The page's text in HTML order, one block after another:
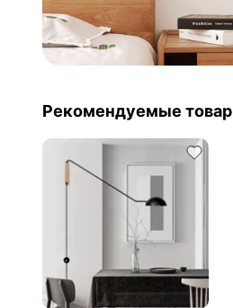
Рекомендуемые